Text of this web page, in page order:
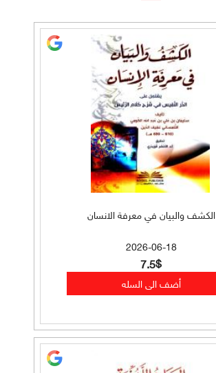
الكشف والبيان في معرفة الانسان
2026-06-18
7.5$